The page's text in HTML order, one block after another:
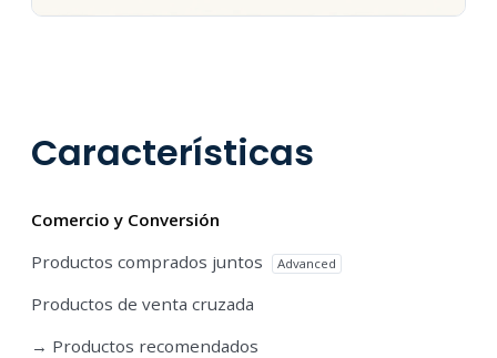
Características
Comercio y Conversión
Productos comprados juntos
Advanced
Productos de venta cruzada
→ Productos recomendados